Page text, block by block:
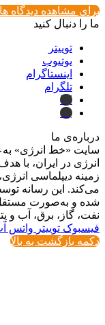
برای مشاهده دیدگاه
ما را دنبال کنید
توییتر
یوتیوب
اینستاگرام
تلگرام
ایتا
بله
درباره‌ی ما
سایت «خط انرژی»
انرژی در ایران، با
زمینه دیپلماسی
می‌کند. این رسانه
شده و به‌صورت
نفت، گاز، برق، آب و
فیسبوک توییتر واتس
دکمه بازگشت به بالا